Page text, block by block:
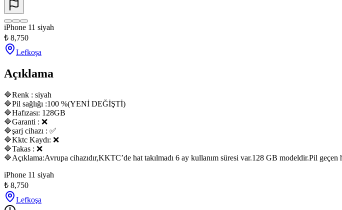
iPhone 11 siyah
₺ 8,750
Lefkoşa
Açıklama
🔷Renk : siyah
🔷Pil sağlığı :100 %(YENİ DEĞİŞTİ)
🔷Hafızası: 128GB
🔷Garanti : ❌
🔷şarj cihazı : ✅
🔷Kktc Kaydı: ❌
🔷Takas : ❌
🔷Açıklama:Avrupa cihazıdır,KKTC’de hat takılmadı 6 ay kullanım süresi var.128 GB modeldir.Pil
iPhone 11 siyah
₺ 8,750
Lefkoşa